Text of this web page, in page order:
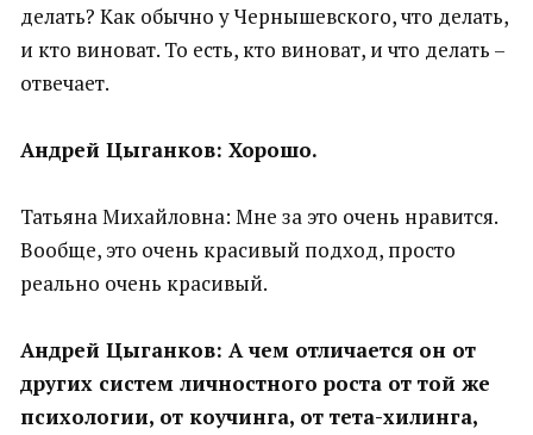
делать? Как обычно у Чернышевского, что делать,
и кто виноват. То есть, кто виноват, и что делать –
отвечает.
Андрей Цыганков: Хорошо.
Татьяна Михайловна: Мне за это очень нравится.
Вообще, это очень красивый подход, просто
реально очень красивый.
Андрей Цыганков: А чем отличается он от
других систем личностного роста от той же
психологии, от коучинга, от тета-хилинга,